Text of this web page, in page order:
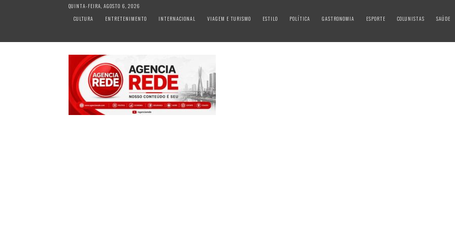
QUINTA-FEIRA, AGOSTO 6, 2026
CULTURA
ENTRETENIMENTO INTERNACIONAL VIAGEM E TURISMO ESTILO POLÍTICA GASTRONOMIA ESPORTE COLUNISTAS SAÚDE